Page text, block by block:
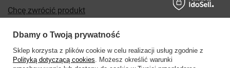
Chcę zwrócić produkt
Dbamy o Twoją prywatność
Sklep korzysta z plików cookie w celu realizacji usług zgodnie z
Polityką dotyczącą cookies. Możesz określić warunki